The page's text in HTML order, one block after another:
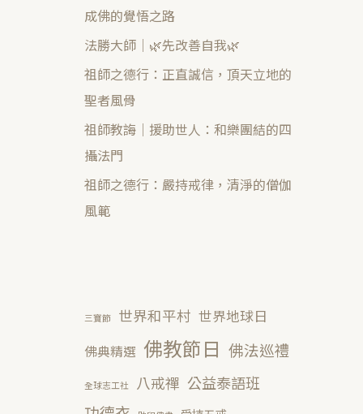
成佛的覺悟之路
法勝大師｜🌿先改善自我🌿
祖師之德行：正直誠信，頂天立地的
聖者風骨
祖師教誨｜援助世人：和樂團結的四
攝法門
祖師之德行：嚴持戒律，清淨的僧伽
風範
三寶節 世界和平村 世界地球日
佛典精選 佛教節日 佛法巡禮
全球志工社 八戒禪 公益泰語班